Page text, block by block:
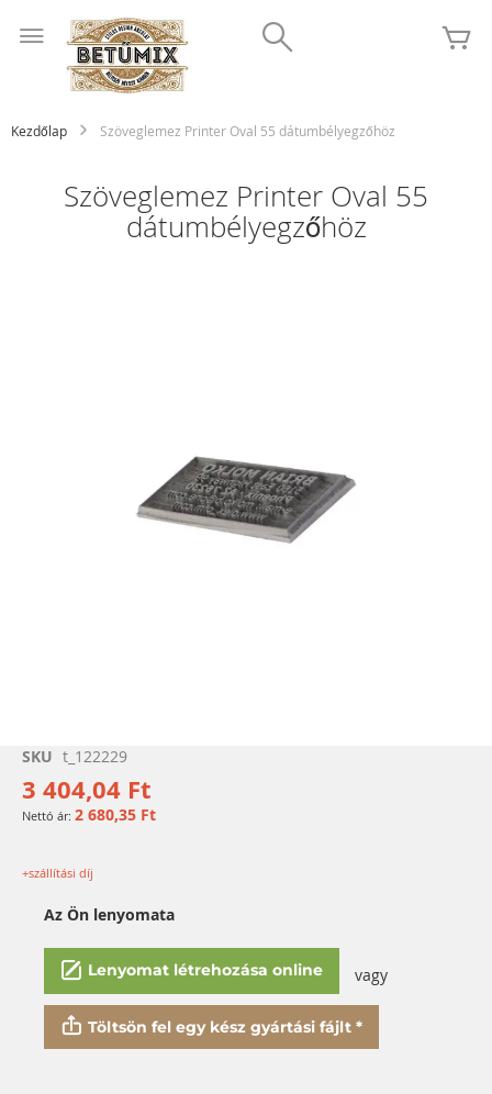
tartalomhoz
Kezdőlap Szöveglemez Printer Oval 55 dátumbélyegzőhöz
Szöveglemez Printer Oval 55
dátumbélyegzőhöz
Ugrás
képgaléria
elejére
SKU t_122229
3 404,04 Ft
2 680,35 Ft
+szállítási díj
Az Ön lenyomata
Lenyomat létrehozása online vagy
Töltsön fel egy kész gyártási fájlt *